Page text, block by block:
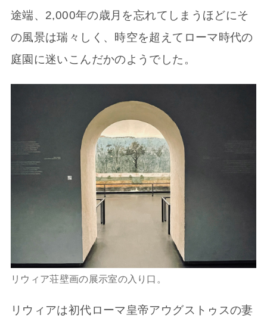
途端、2,000年の歳月を忘れてしまうほどにそ
の風景は瑞々しく、時空を超えてローマ時代の
庭園に迷いこんだかのようでした。
リウィア荘壁画の展示室の入り口。
リウィアは初代ローマ皇帝アウグストゥスの妻